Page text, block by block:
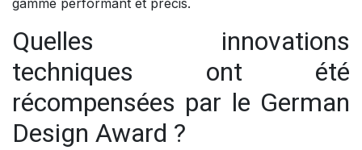
gamme performant et précis.
Quelles innovations
techniques ont été
récompensées par le German
Design Award ?